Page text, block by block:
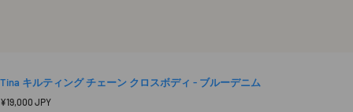
Tina キルティング チェーン クロスボディ - ブルーデニム
¥19,000 JPY